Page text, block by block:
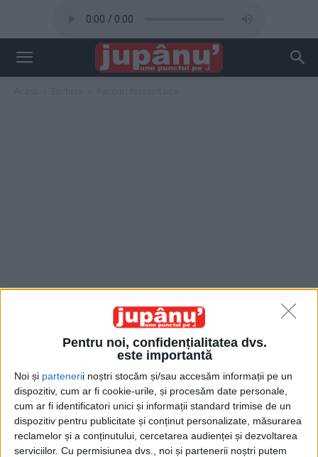
Pentru noi, confidențialitatea dvs.
este importantă
Noi și partenerii noștri stocăm și/sau accesăm informații pe un
dispozitiv, cum ar fi cookie-urile, și procesăm date personale,
cum ar fi identificatori unici și informații standard trimise de un
dispozitiv pentru publicitate și conținut personalizate, măsurarea
reclamelor și a conținutului, cercetarea audienței și dezvoltarea
serviciilor. Cu permisiunea dvs., noi și partenerii noștri putem
Etichetă: panouri fotovoltaice